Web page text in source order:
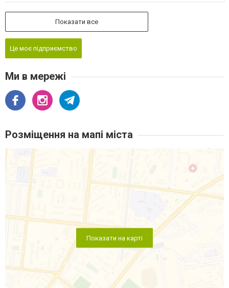
Показати все
Це моє підприємство
Ми в мережі
Розміщення на мапі міста
Показати на карті